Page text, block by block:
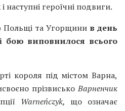
наступні героїчні подвиги.
Польщі та Угорщини в день
бою виповнилося всього
короля під містом Варна,
прізвиськоВарненчик
Warneńczyk, що означає